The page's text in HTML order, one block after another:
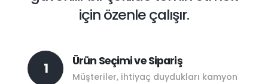
içinözenle çalışır.
1 Ürün Seçimi ve Sipariş
Müşteriler, ihtiyaç duydukları kamyon